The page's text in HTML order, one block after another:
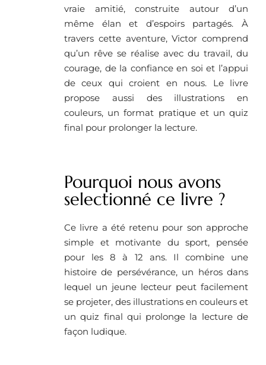
vraie amitié, construite autour d’un
même élan et d’espoirs partagés. À
travers cette aventure, Victor comprend
qu’un rêve se réalise avec du travail, du
courage, de la confiance en soi et l’appui
de ceux qui croient en nous. Le livre
propose aussi des illustrations en
couleurs, un format pratique et un quiz
final pour prolonger la lecture.
Pourquoi nous avons
selectionné ce livre ?
Ce livre a été retenu pour son approche
simple et motivante du sport, pensée
pour les 8 à 12 ans. Il combine une
histoire de persévérance, un héros dans
lequel un jeune lecteur peut facilement
se projeter, des illustrations en couleurs et
un quiz final qui prolonge la lecture de
façon ludique.